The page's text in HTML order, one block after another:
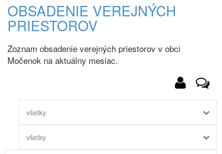
OBSADENIE VEREJNÝCH
PRIESTOROV
Zoznam obsadenie verejných priestorov v obci
Močenok na aktuálny mesiac.
všetky
všetky